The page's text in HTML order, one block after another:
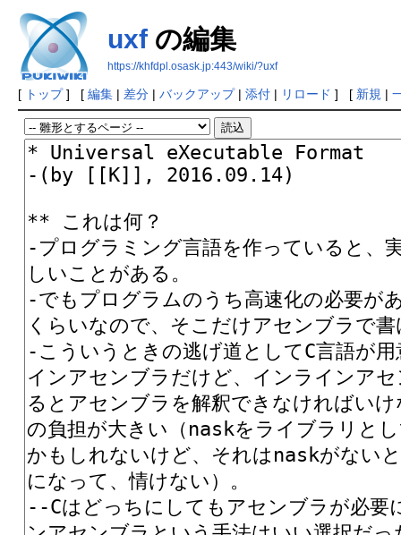
uxfの編集
https://khfdpl.osask.jp:443/wiki/?uxf
[ トップ] [ 編集| 差分| バックアップ| 添付| リロード ] [ 新規 |